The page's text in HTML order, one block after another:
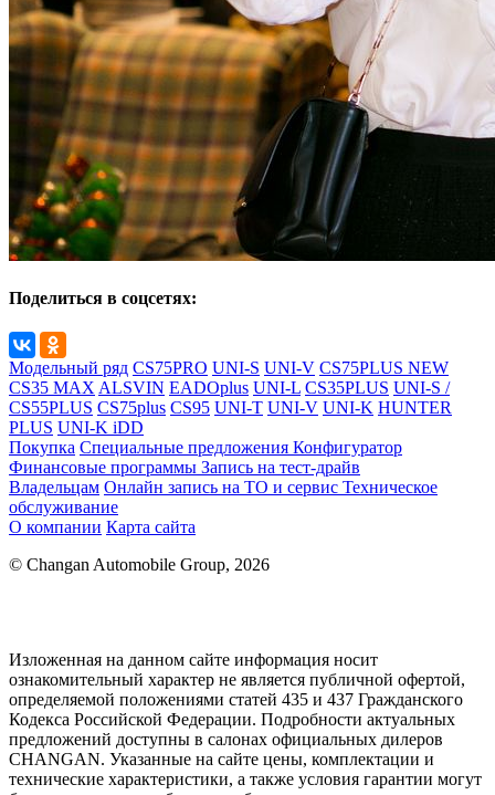
Поделиться в соцсетях:
Модельный ряд CS75PRO UNI-S UNI-V CS75PLUS NEW
CS35 MAX ALSVIN EADOplus UNI-L CS35PLUS UNI-S /
CS55PLUS CS75plus CS95 UNI-T UNI-V UNI-K HUNTER
PLUS UNI-K iDD
Покупка Специальные предложения Конфигуратор
Финансовые программы Запись на тест-драйв
Владельцам Онлайн запись на ТО и сервис Техническое
обслуживание
О компании Карта сайта
© Changan Automobile Group, 2026
Изложенная на данном сайте информация носит
ознакомительный характер не является публичной офертой,
определяемой положениями статей 435 и 437 Гражданского
Кодекса Российской Федерации. Подробности актуальных
предложений доступны в салонах официальных дилеров
CHANGAN. Указанные на сайте цены, комплектации и
технические характеристики, а также условия гарантии могут